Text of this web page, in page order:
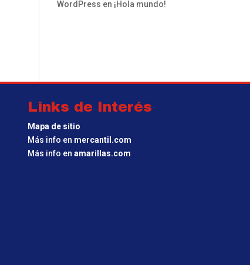
WordPress en ¡Hola mundo!
Links de Interés
Mapa de sitio
Más info en mercantil.com
Más info en amarillas.com